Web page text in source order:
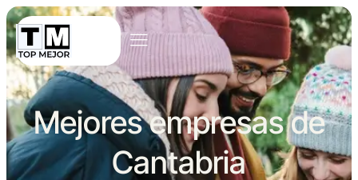
Mejores empresas de
Cantabria